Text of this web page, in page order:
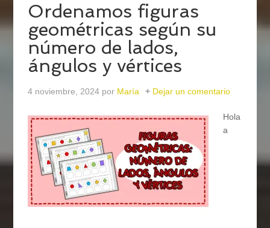
Ordenamos figuras
geométricas según su
número de lados,
ángulos y vértices
4 noviembre, 2024 por María Dejar un comentario
Hola
a